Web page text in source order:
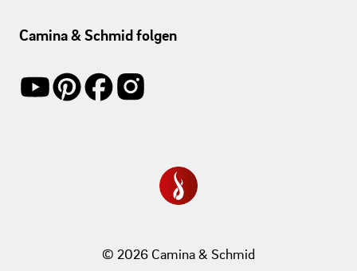
Camina & Schmid folgen
© 2026 Camina & Schmid